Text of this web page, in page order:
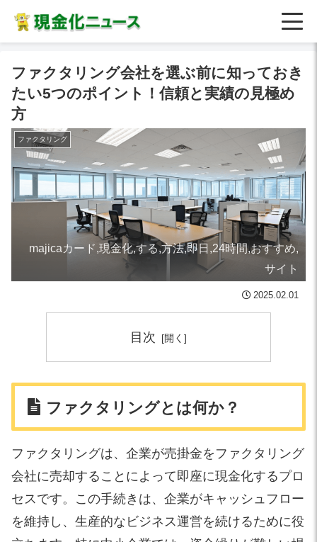
ファクタリング会社を選ぶ前に知っておき
たい5つのポイント！信頼と実績の見極め
方
ファクタリング
majicaカード,現金化,する,方法,即日,24時間,おすすめ,
サイト
2025.02.01
目次
ファクタリングとは何か？
ファクタリングは、企業が売掛金をファクタリング
会社に売却することによって即座に現金化するプロ
セスです。この手続きは、企業がキャッシュフロー
を維持し、生産的なビジネス運営を続けるために役